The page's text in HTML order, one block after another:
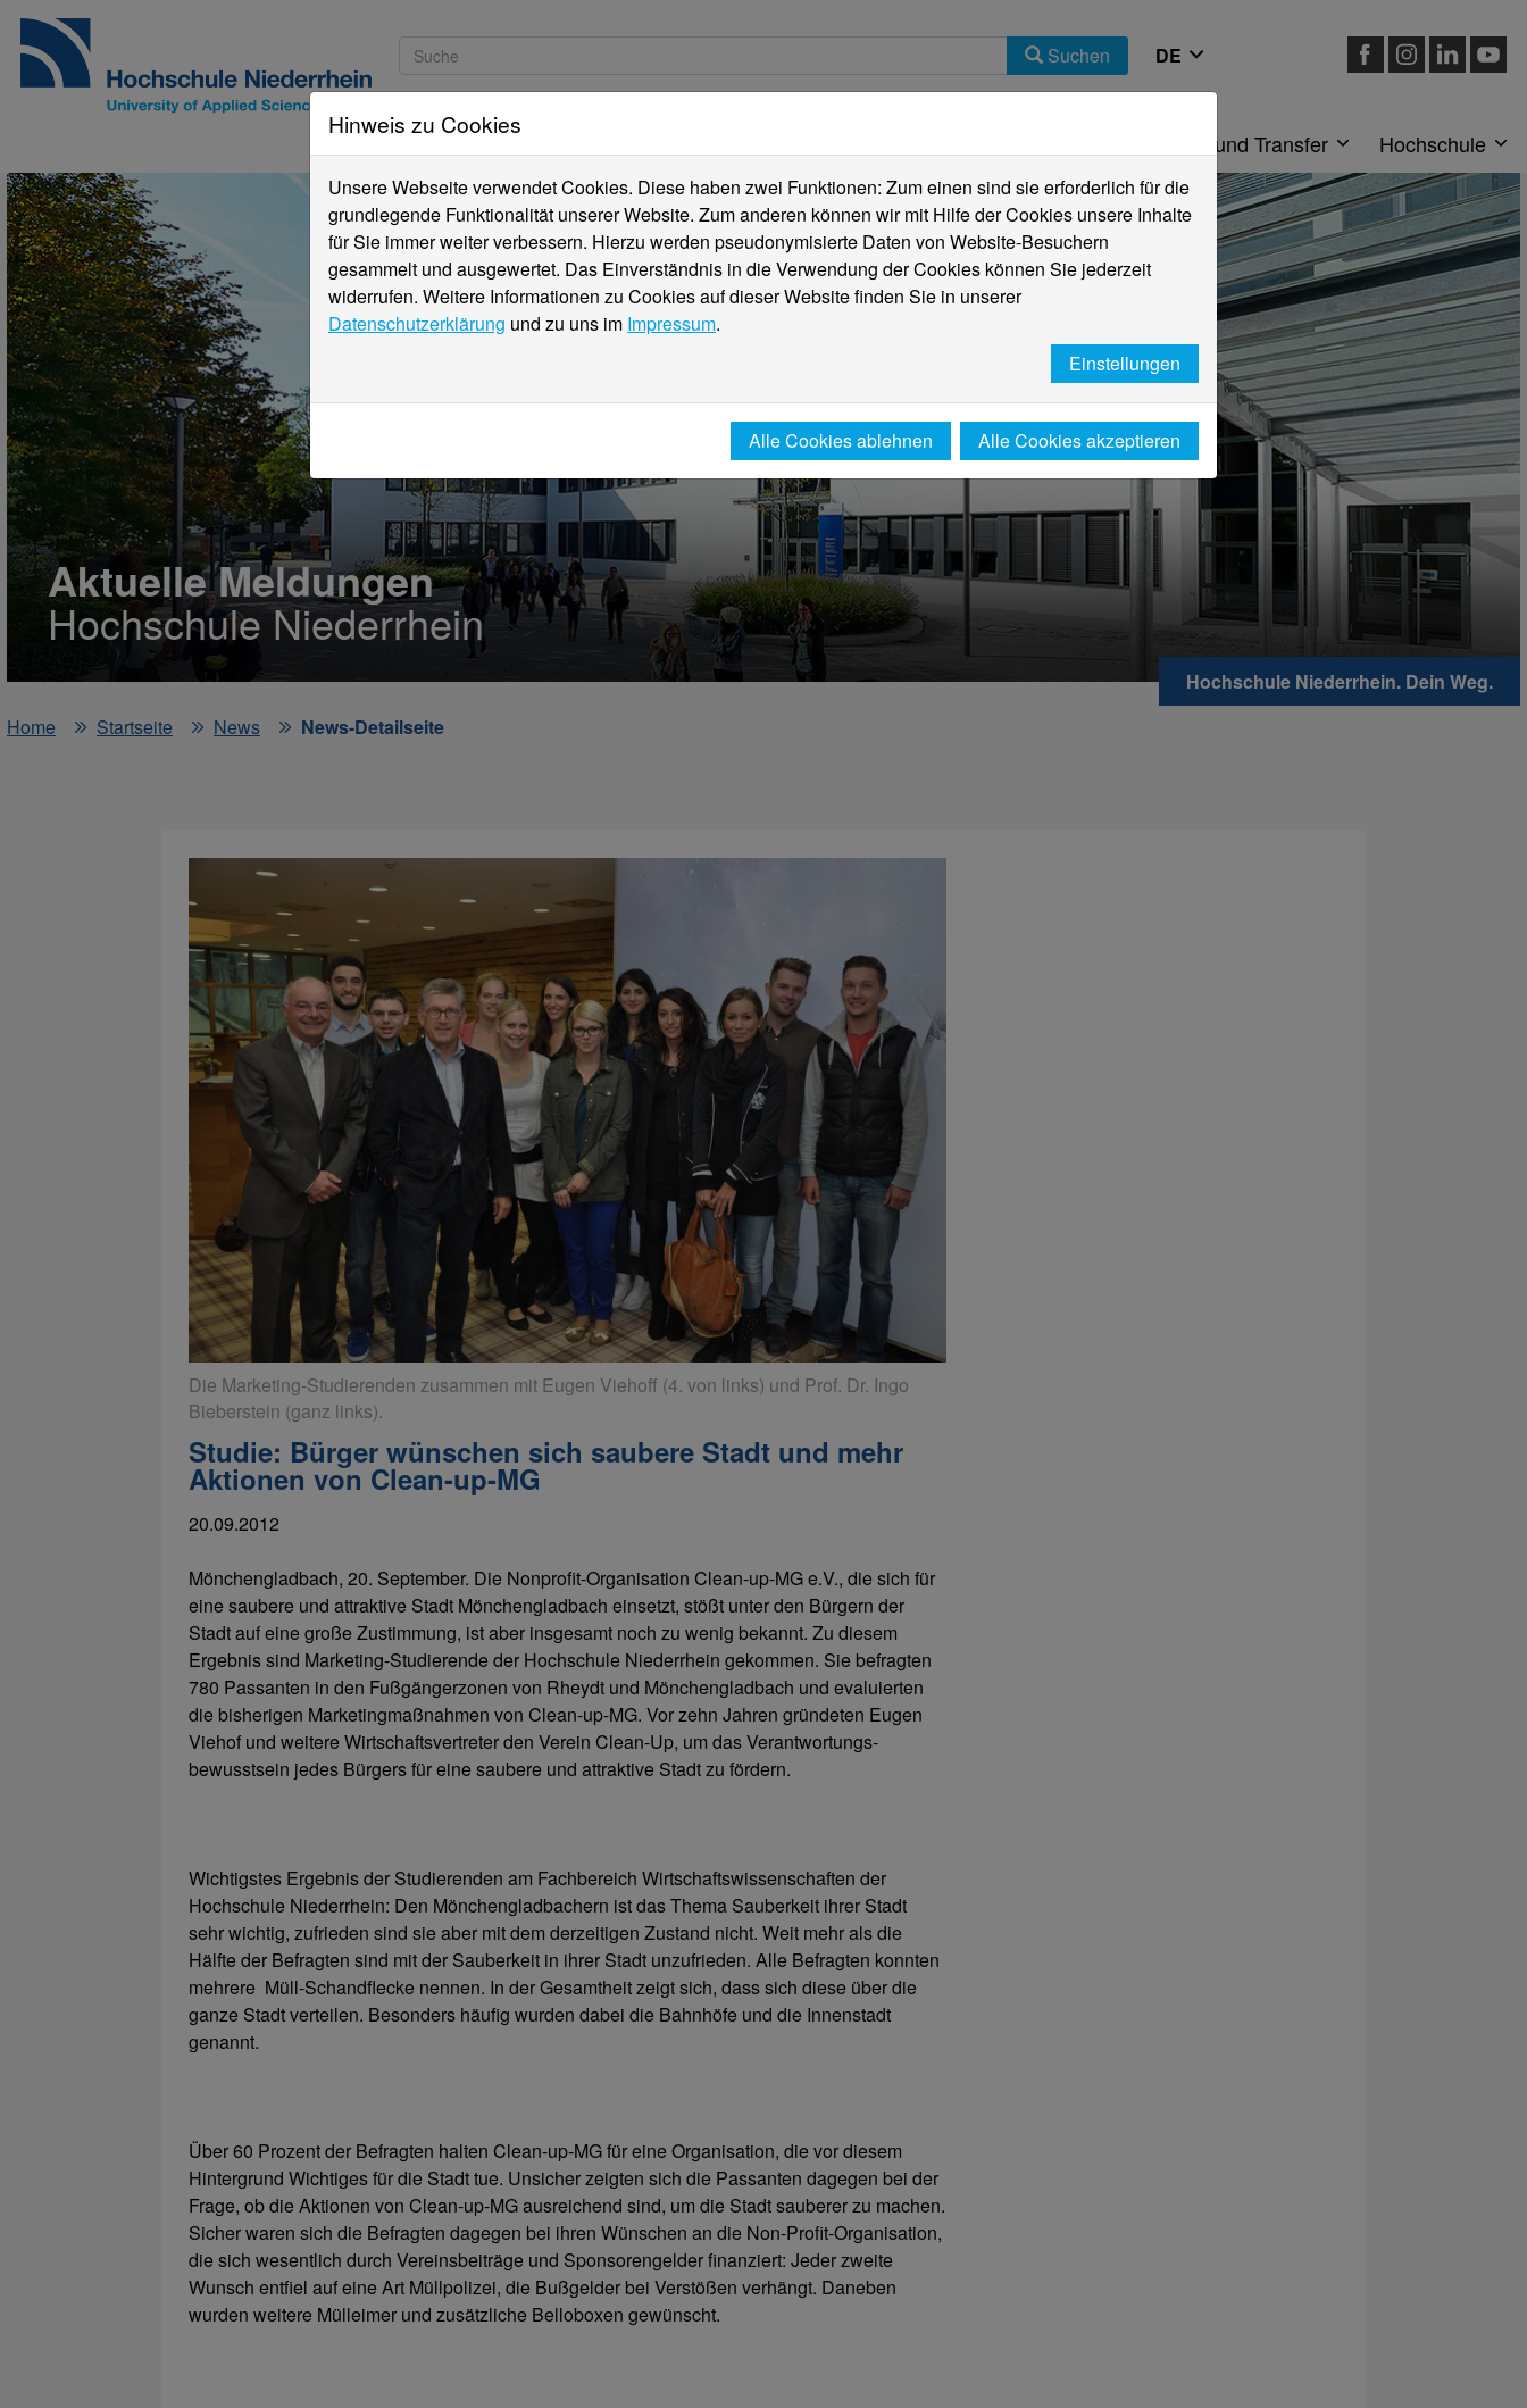
Suchen
Studieninteressierte Forschung und Transfer Hochschule
Aktuelle Meldungen
Hochschule Niederrhein
Hochschule Niederrhein. Dein Weg.
Home
Startseite News News-Detailseite
Die Marketing-Studierenden zusammen mit Eugen Viehoff (4. von links) und Prof. Dr. Ingo
Bieberstein (ganz links).
Studie: Bürger wünschen sich saubere Stadt und mehr
Aktionen von Clean-up-MG
20.09.2012
Mönchengladbach, 20. September. Die Nonprofit-Organisation Clean-up-MG e.V., die sich für
eine saubere und attraktive Stadt Mönchen­gladbach einsetzt, stößt unter den Bürgern der
Stadt auf eine große Zustimmung, ist aber insgesamt noch zu wenig bekannt. Zu diesem
Ergebnis sind Marketing-Studierende der Hochschule Niederrhein gekommen. Sie befragten
780 Passanten in den Fußgängerzonen von Rheydt und Mönchen­­gladbach und evaluierten
die bisherigen Marketingmaßnahmen von Clean-up-MG. Vor zehn Jahren gründeten Eugen
Viehof und weitere Wirtschaftsvertreter den Verein Clean-Up, um das Verantwortungs­
bewusstsein jedes Bürgers für eine saubere und attraktive Stadt zu fördern.
Wichtigstes Ergebnis der Studierenden am Fachbereich Wirtschaftswissenschaften der
Hochschule Niederrhein: Den Mönchengladbachern ist das Thema Sauberkeit ihrer Stadt
sehr wichtig, zufrieden sind sie aber mit dem derzeitigen Zustand nicht. Weit mehr als die
Hälfte der Befragten sind mit der Sauberkeit in ihrer Stadt unzufrieden. Alle Befragten konnten
mehrere Müll-Schandflecke nennen. In der Gesamtheit zeigt sich, dass sich diese über die
ganze Stadt verteilen. Besonders häufig wurden dabei die Bahnhöfe und die Innenstadt
genannt.
Über 60 Prozent der Befragten halten Clean-up-MG für eine Organisation, die vor diesem
Hinter­grund Wichtiges für die Stadt tue. Unsicher zeigten sich die Passanten dagegen bei der
Frage, ob die Aktionen von Clean-up-MG ausreichend sind, um die Stadt sauberer zu machen.
Sicher waren sich die Befragten dagegen bei ihren Wünschen an die Non-Profit-Organi­sation,
die sich wesentlich durch Vereinsbeiträge und Sponsorengelder finanziert: Jeder zweite
Wunsch entfiel auf eine Art Müllpolizei, die Bußgelder bei Verstößen verhängt. Daneben
wurden weitere Mülleimer und zusätzliche Belloboxen gewünscht.
Hinweis zu Cookies
Unsere Webseite verwendet Cookies. Diese haben zwei Funktionen: Zum einen sind sie erforderlich für die
grundlegende Funktionalität unserer Website. Zum anderen können wir mit Hilfe der Cookies unsere Inhalte
für Sie immer weiter verbessern. Hierzu werden pseudonymisierte Daten von Website-Besuchern
gesammelt und ausgewertet. Das Einverständnis in die Verwendung der Cookies können Sie jederzeit
widerrufen. Weitere Informationen zu Cookies auf dieser Website finden Sie in unserer
Datenschutzerklärung und zu uns im Impressum.
Einstellungen
Alle Cookies ablehnen Alle Cookies akzeptieren